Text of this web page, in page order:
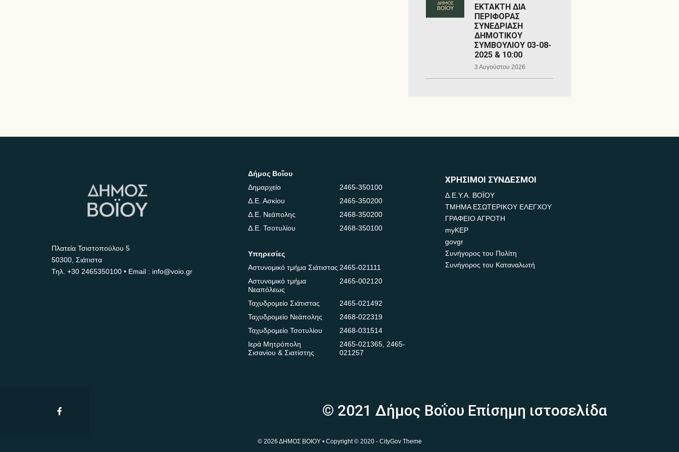
ΕΚΤΑΚΤΗ ΔΙΑ
ΠΕΡΙΦΟΡΑΣ
ΣΥΝΕΔΡΙΑΣΗ
ΔΗΜΟΤΙΚΟΥ
ΣΥΜΒΟΥΛΙΟΥ 03-08-
2025 & 10:00
3 Αυγούστου 2026
Πλατεία Τσιστοπούλου 5
50300, Σιάτιστα
Τηλ. +30 2465350100 • Email : info@voio.gr
Δήμος Βοΐου
Δημαρχείο
2465-350100
Δ.Ε. Ασκίου
2465-350200
Δ.Ε. Νεάπολης
2468-350200
Δ.Ε. Τσοτυλίου
2468-350100
Υπηρεσίες
Αστυνομικό τμήμα Σιάτιστας2465-021111
Αστυνομικό τμήμα
Νεαπόλεως
2465-002120
Ταχυδρομείο Σιάτιστας
2465-021492
Ταχυδρομείο Νεάπολης
2468-022319
Ταχυδρομείο Τσοτυλίου
2468-031514
Ιερά Μητρόπολη
Σισανίου & Σιατίστης
2465-021365,2465-
021257
ΧΡΗΣΙΜΟΙ ΣΥΝΔΕΣΜΟΙ
Δ.Ε.Υ.Α. ΒΟΪΟΥ
ΤΜΗΜΑ ΕΣΩΤΕΡΙΚΟΥ ΕΛΕΓΧΟΥ
ΓΡΑΦΕΙΟ ΑΓΡΟΤΗ
myKEP
govgr
Συνήγορος του Πολίτη
Συνήγορος του Καταναλωτή
© 2021 Δήμος Βοΐου Επίσημη ιστοσελίδα
© 2026 ΔΗΜΟΣ ΒΟΙΟΥ • Copyright © 2020 - CityGov Theme